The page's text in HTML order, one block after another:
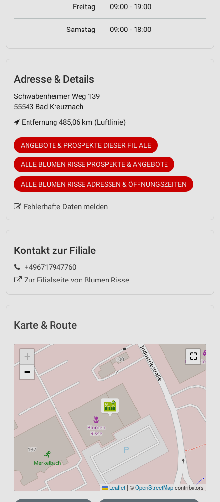
Freitag 09:00 - 19:00
Samstag 09:00 - 18:00
Adresse & Details
Schwabenheimer Weg 139
55543 Bad Kreuz­nach
Entfernung 485,06 km (Luftlinie)
ANGEBOTE & PROSPEKTE DIESER FILIALE
ALLE BLUMEN RISSE PROSPEKTE & ANGEBOTE
ALLE BLUMEN RISSE ADRESSEN & ÖFFNUNGSZEITEN
Fehlerhafte Daten melden
Kontakt zur Filiale
+496717947760
Zur Filialseite von Blumen Risse
Karte & Route
⛶
+
−
Leaflet | ©OpenStreetMapcontributors